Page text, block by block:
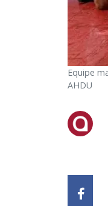
Equipe
AHDU